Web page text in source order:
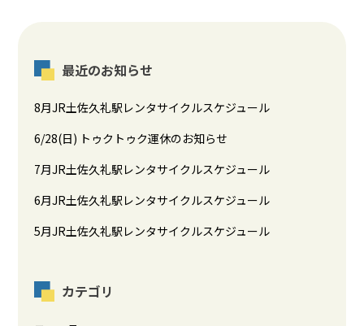
最近のお知らせ
8月JR土佐久礼駅レンタサイクルスケジュール
6/28(日) トゥクトゥク運休のお知らせ
7月JR土佐久礼駅レンタサイクルスケジュール
6月JR土佐久礼駅レンタサイクルスケジュール
5月JR土佐久礼駅レンタサイクルスケジュール
カテゴリ